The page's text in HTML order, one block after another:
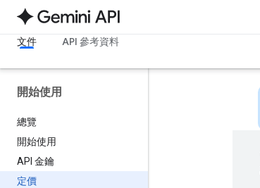
文件
API 參考資料
開始使用
總覽
開始使用
API 金鑰
定價